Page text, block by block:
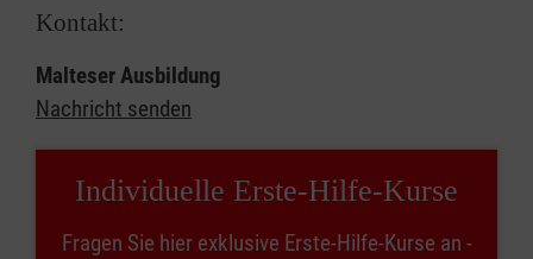
Kontakt:
Malteser Ausbildung
Nachricht senden
Individuelle Erste-Hilfe-Kurse
Fragen Sie hier exklusive Erste-Hilfe-Kurse an -